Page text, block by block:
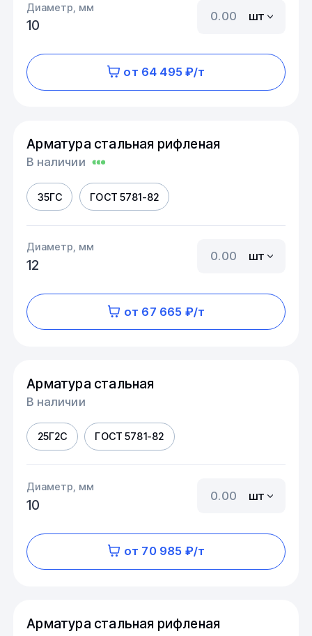
Диаметр, мм
10
шт
от 64 495 ₽/т
Арматура стальная рифленая
В наличии
35ГС ГОСТ 5781-82
Диаметр, мм
12
шт
от 67 665 ₽/т
Арматура стальная
В наличии
25Г2С ГОСТ 5781-82
Диаметр, мм
10
шт
от 70 985 ₽/т
Арматура стальная рифленая